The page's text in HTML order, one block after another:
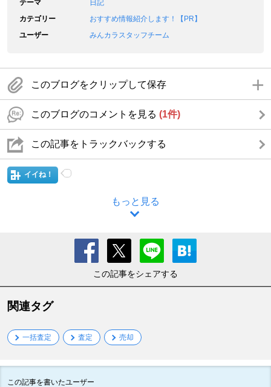
テーマ
日記
カテゴリー
おすすめ情報紹介します！【PR】
ユーザー
みんカラスタッフチーム
このブログをクリップして保存
このブログのコメントを見る (1件)
この記事をトラックバックする
イイね！
もっと見る
この記事をシェアする
関連タグ
一括査定 査定 売却
この記事を書いたユーザー